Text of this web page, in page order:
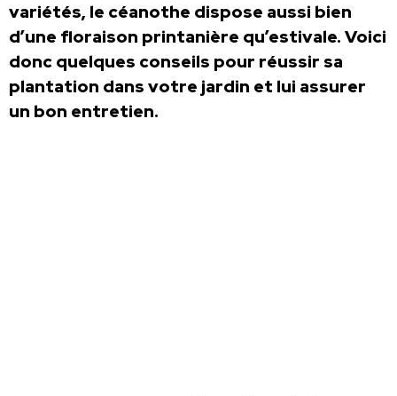
variétés, le céanothe dispose aussi bien
d’une floraison printanière qu’estivale. Voici
donc quelques conseils pour réussir sa
plantation dans votre jardin et lui assurer
un bon entretien.